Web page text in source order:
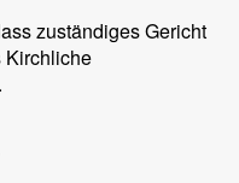
zuständiges Gericht
Kirchliche